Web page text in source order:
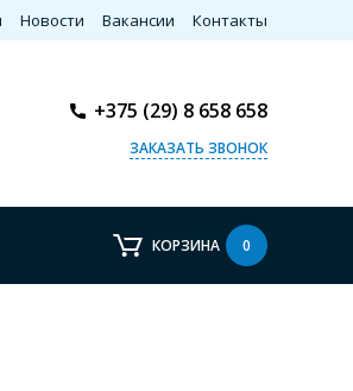
Новости Вакансии Контакты
+375 (29) 8 658 658
ЗАКАЗАТЬ ЗВОНОК
КОРЗИНА 0